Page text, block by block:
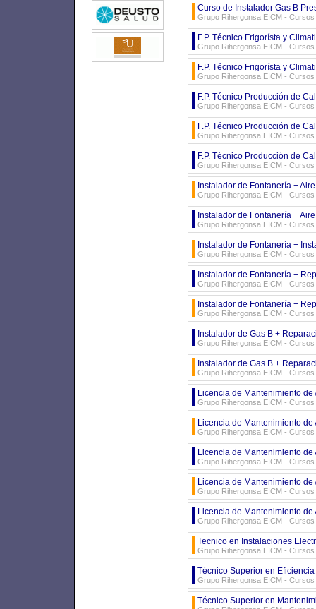
Curso de Instalador Gas B
Grupo Rihergonsa EICM -
F.P. Técnico Frigorísta y
Grupo Rihergonsa EICM -
F.P. Técnico Frigorísta y
Grupo Rihergonsa EICM -
F.P. Técnico Producción de
Grupo Rihergonsa EICM -
F.P. Técnico Producción de
Grupo Rihergonsa EICM -
F.P. Técnico Producción de
Grupo Rihergonsa EICM -
Instalador de Fontanería +
Grupo Rihergonsa EICM -
Instalador de Fontanería +
Grupo Rihergonsa EICM -
Instalador de Fontanería +
Grupo Rihergonsa EICM -
Instalador de Fontanería +
Grupo Rihergonsa EICM -
Instalador de Fontanería +
Grupo Rihergonsa EICM -
Instalador de Gas B +
Grupo Rihergonsa EICM -
Instalador de Gas B +
Grupo Rihergonsa EICM -
Licencia de Mantenimiento
Grupo Rihergonsa EICM -
Licencia de Mantenimiento
Grupo Rihergonsa EICM -
Licencia de Mantenimiento
Grupo Rihergonsa EICM -
Licencia de Mantenimiento
Grupo Rihergonsa EICM -
Licencia de Mantenimiento
Grupo Rihergonsa EICM -
Tecnico en Instalaciones
Grupo Rihergonsa EICM -
Técnico Superior en
Grupo Rihergonsa EICM -
Técnico Superior en